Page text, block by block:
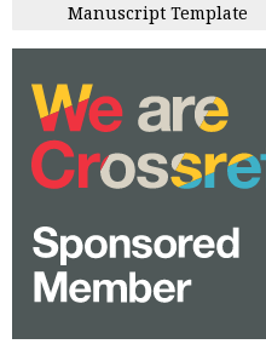
Manuscript Template